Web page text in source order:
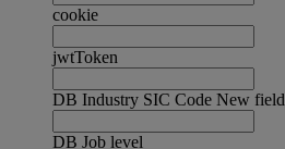
cookie
jwtToken
DB Industry SIC Code New field
DB Job level